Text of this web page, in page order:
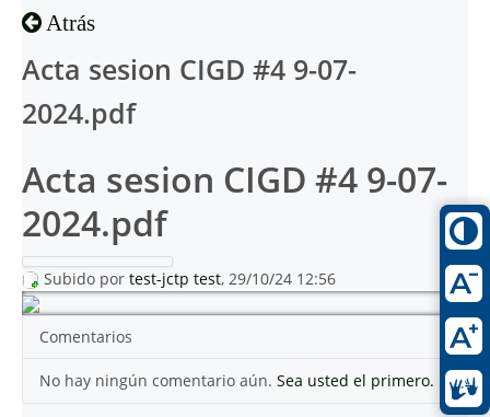
Atrás
Acta sesion CIGD #4 9-07-
2024.pdf
Acta sesion CIGD #4 9-07-
2024.pdf
Subido por test-jctp test, 29/10/24 12:56
Comentarios
No hay ningún comentario aún. Sea usted el primero.